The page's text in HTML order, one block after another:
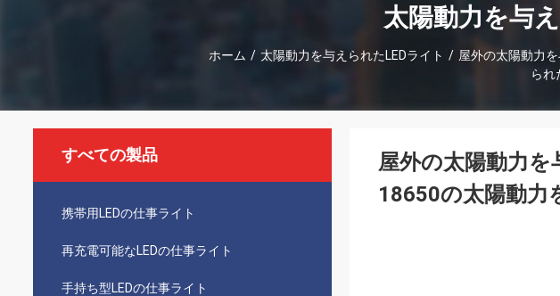
太陽動力を与
ホーム / 太陽動力を与えられたLEDライト / 屋外の太陽動力
られ
すべての製品
携帯用LEDの仕事ライト
再充電可能なLEDの仕事ライト
手持ち型LEDの仕事ライト
屋外の太陽動力
18650の太陽動力